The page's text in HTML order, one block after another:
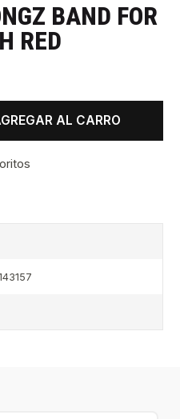
BAND FOR
RED
AL CARRO